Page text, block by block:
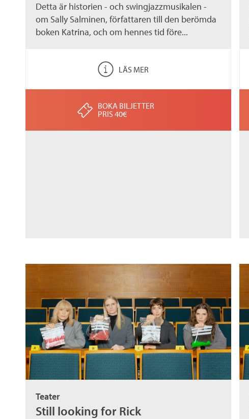
Detta är historien - och swingjazzmusikalen -
om Sally Salminen, författaren till den berömda
boken Katrina, och om hennes tid före...
LÄS MER
BOKA BILJETTER
PRIS 40€
Teater
Still looking for Rick